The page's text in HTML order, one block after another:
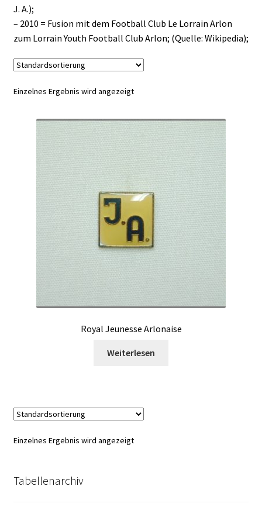
J. A.);
– 2010 = Fusion mit dem Football Club Le Lorrain Arlon
zum Lorrain Youth Football Club Arlon; (Quelle: Wikipedia);
Einzelnes Ergebnis wird angezeigt
Royal Jeunesse Arlonaise
Weiterlesen
Einzelnes Ergebnis wird angezeigt
Tabellenarchiv